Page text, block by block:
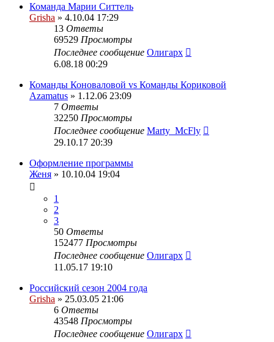
Команда Марии Ситтель
Grisha » 4.10.04 17:29
13 Ответы
69529 Просмотры
Последнее сообщение Олигарх
6.08.18 00:29
Команды Коноваловой vs Команды Кориковой
Azamatus » 1.12.06 23:09
7 Ответы
32250 Просмотры
Последнее сообщение Marty_McFly
29.10.17 20:39
Оформление программы
Женя » 10.10.04 19:04
1
2
3
50 Ответы
152477 Просмотры
Последнее сообщение Олигарх
11.05.17 19:10
Российский сезон 2004 года
Grisha » 25.03.05 21:06
6 Ответы
43548 Просмотры
Последнее сообщение Олигарх